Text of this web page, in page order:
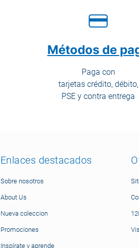
Métodos de
Paga con
tarjetas crédito, débito,
PSE y contra entrega
Enlaces destacados
Sobre nosotros
About Us
Nueva coleccion
Promociones
Inspírate y aprende